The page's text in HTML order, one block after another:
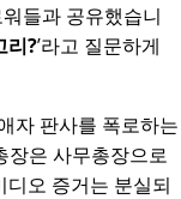
들과 공유했습니
리?라고 질문하게
자 판사를 폭로하는
장은 사무총장으로
오 증거는 분실되